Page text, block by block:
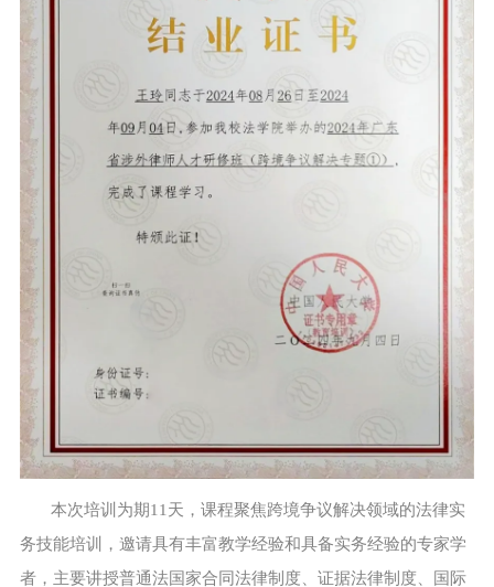
本次培训为期11天，课程聚焦跨境争议解决领域的法律实
务技能培训，邀请具有丰富教学经验和具备实务经验的专家学
者，主要讲授普通法国家合同法律制度、证据法律制度、国际